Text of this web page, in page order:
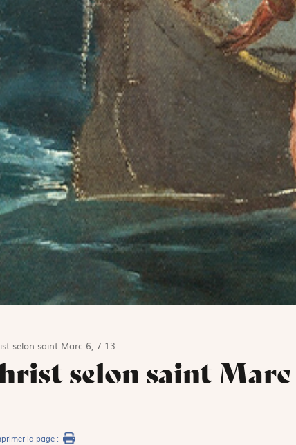
selon saint Marc 6, 7-13
selon saint Marc
la page :